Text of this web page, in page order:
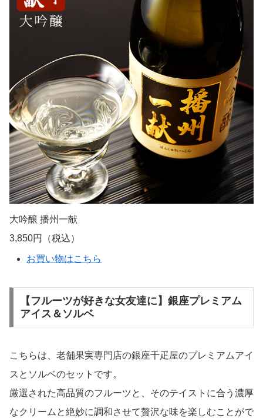
大吟醸 播州一献
3,850円（税込）
お買い物はこちら
【フルーツが好きな女友達に】銀座プレミアム
アイス＆ソルベ
こちらは、老舗果実専門店の銀座千疋屋のプレミアムアイ
スとソルベのセットです。
厳選された高品質のフルーツと、そのテイストに合う濃厚
なクリームと絶妙に調和させて贅沢な味を楽しむことがで